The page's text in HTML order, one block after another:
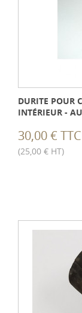
DURITE POUR
INTÉRIEUR -
30,00 € TTC
(25,00 € HT)